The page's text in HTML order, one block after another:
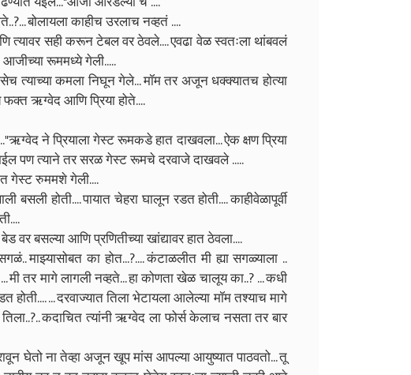
बोलायला काहीच उरलाच नव्हतं ....
सही करून टेबल वर ठेवले.... एवढा वेळ स्वतःला थांबवलं
रूममध्ये गेली.....
त्याच्या कमला निघून गेले... मॉम तर अजून धक्क्यातच होत्या
ऋग्वेद आणि प्रिया होते....
ने प्रियाला गेस्ट रूमकडे हात दाखवला... ऐक क्षण प्रिया
पण त्याने तर सरळ गेस्ट रूमचे दरवाजे दाखवले .....
गेस्ट रुममशे गेली....
होती.... पायात चेहरा घालून रडत होती.... काहीवेळापूर्वी
वर बसल्या आणि प्रणितीच्या खांद्यावर हात ठेवला....
माझ्यासोबत का होत...?.... कंटाळलीत मी ह्या सगळ्याला ..
तर मागे लागली नव्हते... हा कोणता खेळ चालूय का..? ... कधी
होती.... ... दरवाज्यात तिला भेटायला आलेल्या मॉम तश्याच मागे
कदाचित त्यांनी ऋग्वेद ला फोर्स केलाच नसता तर बार
घेतो ना तेव्हा अजून खूप मांस आपल्या आयुष्यात पाठवतो... तू